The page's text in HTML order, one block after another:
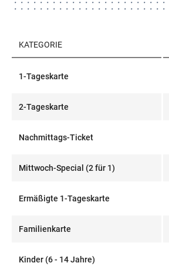
KATEGORIE
1-Tageskarte
2-Tageskarte
Nachmittags-Ticket
Mittwoch-Special (2 für 1)
Ermäßigte 1-Tageskarte
Familienkarte
Kinder (6 - 14 Jahre)